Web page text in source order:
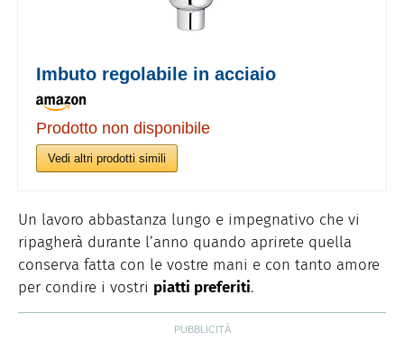
Imbuto regolabile in acciaio
Prodotto non disponibile
Vedi altri prodotti simili
Un lavoro abbastanza lungo e impegnativo che vi
ripagherà durante l’anno quando aprirete quella
conserva fatta con le vostre mani e con tanto amore
per condire i vostri piatti preferiti.